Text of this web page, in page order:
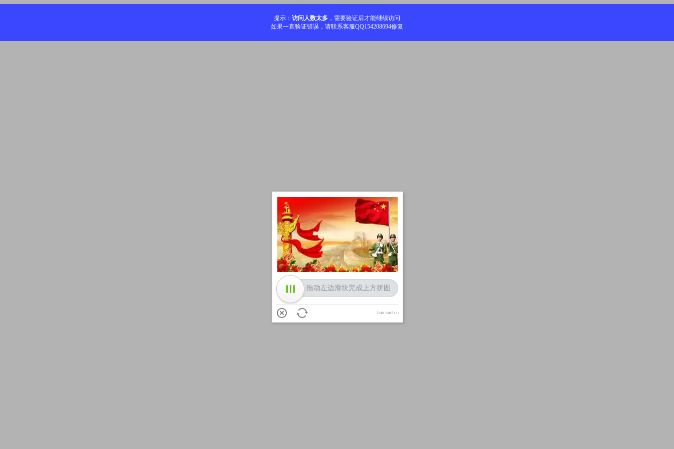
提示： 访问人数太多 ，需要验证后才能继续访问
如果一直验证错误，请联系客服QQ154208694修复
加载中
拖动左边滑块完成上方拼图
hao.sud.cn